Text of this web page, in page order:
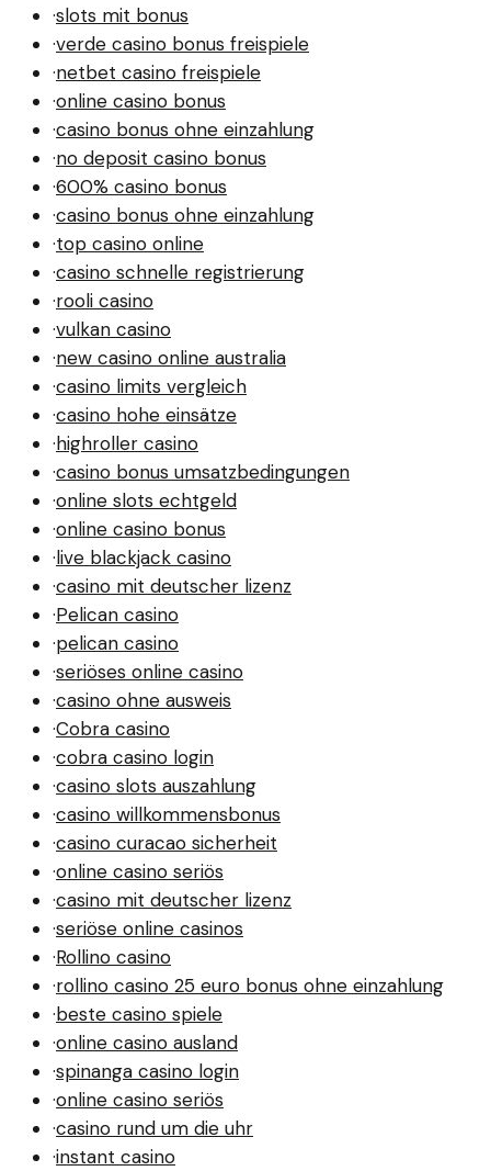
·slots mit bonus
·verde casino bonus freispiele
·netbet casino freispiele
·online casino bonus
·casino bonus ohne einzahlung
·no deposit casino bonus
·600% casino bonus
·casino bonus ohne einzahlung
·top casino online
·casino schnelle registrierung
·rooli casino
·vulkan casino
·new casino online australia
·casino limits vergleich
·casino hohe einsätze
·highroller casino
·casino bonus umsatzbedingungen
·online slots echtgeld
·online casino bonus
·live blackjack casino
·casino mit deutscher lizenz
·Pelican casino
·pelican casino
·seriöses online casino
·casino ohne ausweis
·Cobra casino
·cobra casino login
·casino slots auszahlung
·casino willkommensbonus
·casino curacao sicherheit
·online casino seriös
·casino mit deutscher lizenz
·seriöse online casinos
·Rollino casino
·rollino casino 25 euro bonus ohne einzahlung
·beste casino spiele
·online casino ausland
·spinanga casino login
·online casino seriös
·casino rund um die uhr
·instant casino